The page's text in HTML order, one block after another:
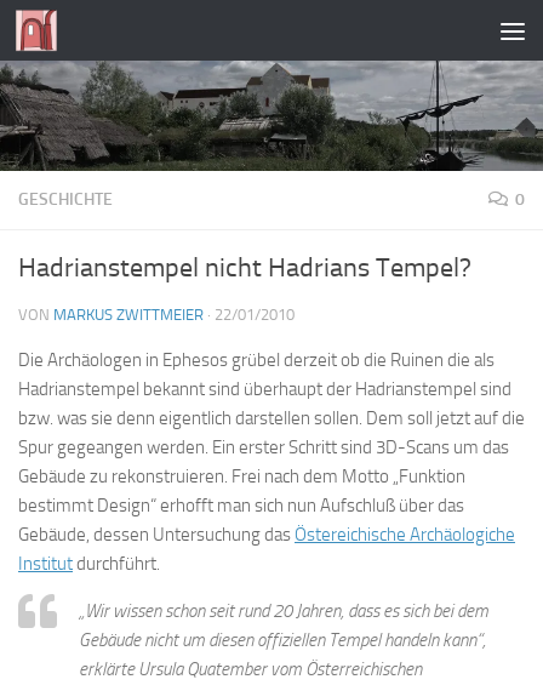
Zum Inhalt springen
GESCHICHTE 0
Hadrianstempel nicht Hadrians Tempel?
VON MARKUS ZWITTMEIER · 22/01/2010
Die Archäologen in Ephesos grübel derzeit ob die Ruinen die als
Hadrianstempel bekannt sind überhaupt der Hadrianstempel sind
bzw. was sie denn eigentlich darstellen sollen. Dem soll jetzt auf die
Spur gegeangen werden. Ein erster Schritt sind 3D-Scans um das
Gebäude zu rekonstruieren. Frei nach dem Motto „Funktion
bestimmt Design“ erhofft man sich nun Aufschluß über das
Gebäude, dessen Untersuchung das Östereichische Archäologiche
Institutdurchführt.
„Wir wissen schon seit rund 20 Jahren, dass es sich bei dem
Gebäude nicht um diesen offiziellen Tempel handeln kann“,
erklärte Ursula Quatember vom Österreichischen